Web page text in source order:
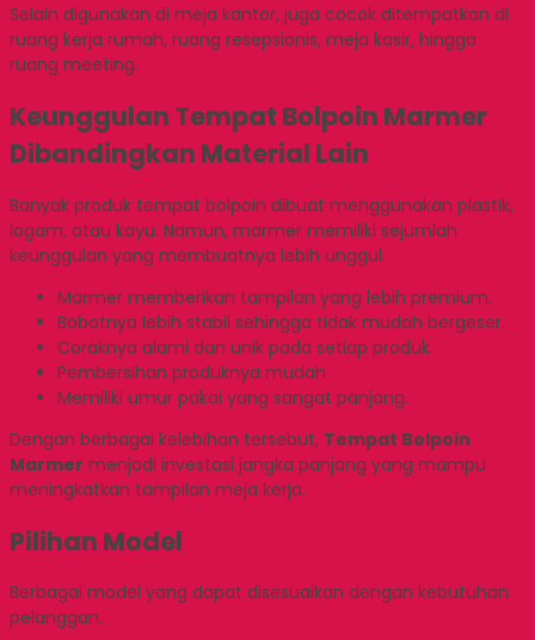
Selain digunakan di meja kantor, juga cocok ditempatkan di
ruang kerja rumah, ruang resepsionis, meja kasir, hingga
ruang meeting.
Keunggulan Tempat Bolpoin Marmer
Dibandingkan Material Lain
Banyak produk tempat bolpoin dibuat menggunakan plastik,
logam, atau kayu. Namun, marmer memiliki sejumlah
keunggulan yang membuatnya lebih unggul.
Marmer memberikan tampilan yang lebih premium.
Bobotnya lebih stabil sehingga tidak mudah bergeser.
Coraknya alami dan unik pada setiap produk.
Pembersihan produknya mudah
Memiliki umur pakai yang sangat panjang.
Dengan berbagai kelebihan tersebut, Tempat Bolpoin
Marmer menjadi investasi jangka panjang yang mampu
meningkatkan tampilan meja kerja.
Pilihan Model
Berbagai model yang dapat disesuaikan dengan kebutuhan
pelanggan.